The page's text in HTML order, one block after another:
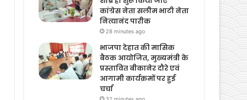
श्री डूंगर गढ़ में ट्रोमा सेंटर
शीघ्र ही शुरू किया जाए
कांग्रेस नेता सलीम भाटी नेता
नित्यानंद पारीक
28 minutes ago